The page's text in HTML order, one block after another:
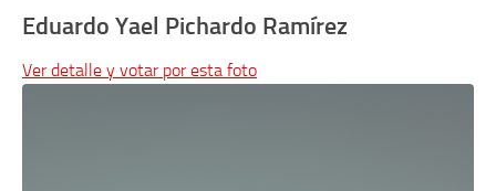
Eduardo Yael Pichardo Ramírez
Ver detalle y votar por esta foto